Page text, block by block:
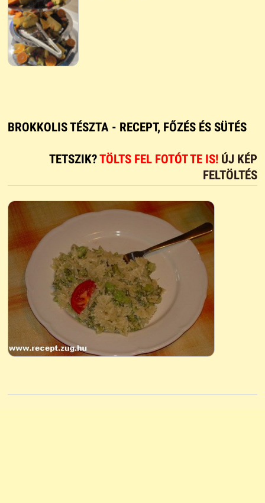
BROKKOLIS TÉSZTA - RECEPT, FŐZÉS ÉS SÜTÉS
TETSZIK?TÖLTS FEL FOTÓT TE IS! ÚJ KÉP
FELTÖLTÉS